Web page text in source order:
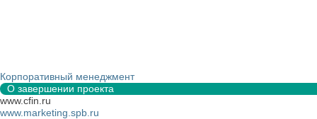
Корпоративный менеджмент
О завершении проекта
www.cfin.ru
www.marketing.spb.ru